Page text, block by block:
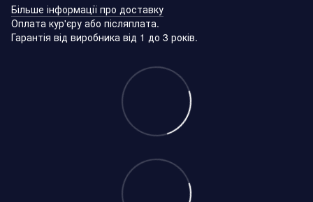
Більше інформації про доставку
Оплата кур'єру або післяплата.
Гарантія від виробника від 1 до 3 років.